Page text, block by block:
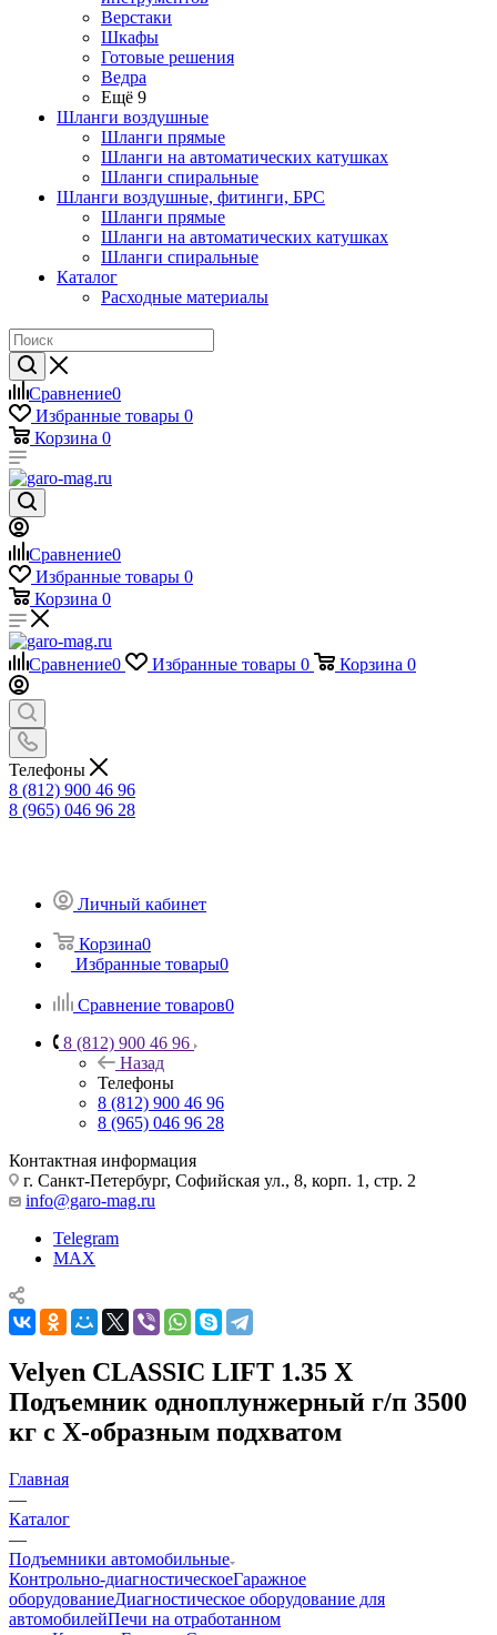
Верстаки
Шкафы
Готовые решения
Ведра
Ещё 9
Шланги воздушные
Шланги прямые
Шланги на автоматических катушках
Шланги спиральные
Шланги воздушные, фитинги, БРС
Шланги прямые
Шланги на автоматических катушках
Шланги спиральные
Каталог
Расходные материалы
Сравнение0
Избранные товары 0
Корзина 0
Сравнение0
Избранные товары 0
Корзина 0
Сравнение0 Избранные товары 0 Корзина 0
Телефоны
8 (812) 900 46 96
8 (965) 046 96 28
Личный кабинет
Корзина0
Избранные товары0
Сравнение товаров0
8 (812) 900 46 96
Назад
Телефоны
8 (812) 900 46 96
8 (965) 046 96 28
Контактная информация
г. Санкт-Петербург, Софийская ул., 8, корп. 1, стр. 2
info@garo-mag.ru
Telegram
MAX
Velyen CLASSIC LIFT 1.35 X
Подъемник одноплунжерный г/п 3500
кг с X-образным подхватом
Главная
—
Каталог
—
Подъемники автомобильные
Контрольно-диагностическоеГаражное
оборудованиеДиагностическое оборудование для
автомобилейПечи на отработанном